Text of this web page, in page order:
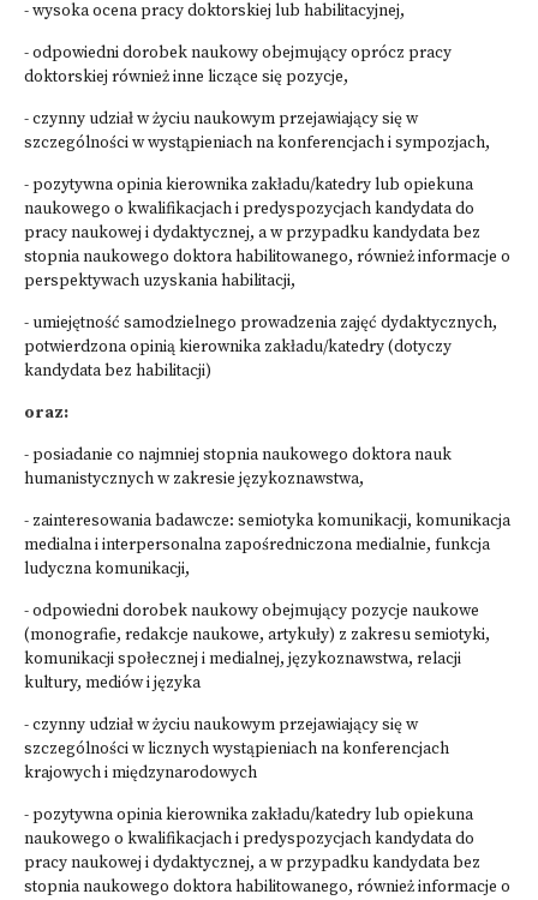
- wysoka ocena pracy doktorskiej lub habilitacyjnej,
- odpowiedni dorobek naukowy obejmujący oprócz pracy
doktorskiej również inne liczące się pozycje,
- czynny udział w życiu naukowym przejawiający się w
szczególności w wystąpieniach na konferencjach i sympozjach,
- pozytywna opinia kierownika zakładu/katedry lub opiekuna
naukowego o kwalifikacjach i predyspozycjach kandydata do
pracy naukowej i dydaktycznej, a w przypadku kandydata bez
stopnia naukowego doktora habilitowanego, również informacje o
perspektywach uzyskania habilitacji,
- umiejętność samodzielnego prowadzenia zajęć dydaktycznych,
potwierdzona opinią kierownika zakładu/katedry (dotyczy
kandydata bez habilitacji)
oraz:
- posiadanie co najmniej stopnia naukowego doktora nauk
humanistycznych w zakresie językoznawstwa,
- zainteresowania badawcze: semiotyka komunikacji, komunikacja
medialna i interpersonalna zapośredniczona medialnie, funkcja
ludyczna komunikacji,
- odpowiedni dorobek naukowy obejmujący pozycje naukowe
(monografie, redakcje naukowe, artykuły) z zakresu semiotyki,
komunikacji społecznej i medialnej, językoznawstwa, relacji
kultury, mediów i języka
- czynny udział w życiu naukowym przejawiający się w
szczególności w licznych wystąpieniach na konferencjach
krajowych i międzynarodowych
- pozytywna opinia kierownika zakładu/katedry lub opiekuna
naukowego o kwalifikacjach i predyspozycjach kandydata do
pracy naukowej i dydaktycznej, a w przypadku kandydata bez
stopnia naukowego doktora habilitowanego, również informacje o